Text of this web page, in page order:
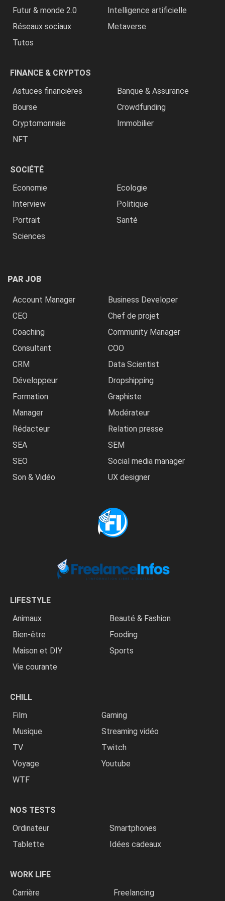
Futur & monde 2.0
Intelligence artificielle
Réseaux sociaux
Metaverse
Tutos
FINANCE & CRYPTOS
Astuces financières
Banque & Assurance
Bourse
Crowdfunding
Cryptomonnaie
Immobilier
NFT
SOCIÉTÉ
Economie
Ecologie
Interview
Politique
Portrait
Santé
Sciences
PAR JOB
Account Manager
Business Developer
CEO
Chef de projet
Coaching
Community Manager
Consultant
COO
CRM
Data Scientist
Développeur
Dropshipping
Formation
Graphiste
Manager
Modérateur
Rédacteur
Relation presse
SEA
SEM
SEO
Social media manager
Son & Vidéo
UX designer
LIFESTYLE
Animaux
Beauté & Fashion
Bien-être
Fooding
Maison et DIY
Sports
Vie courante
CHILL
Film
Gaming
Musique
Streaming vidéo
TV
Twitch
Voyage
Youtube
WTF
NOS TESTS
Ordinateur
Smartphones
Tablette
Idées cadeaux
WORK LIFE
Carrière
Freelancing